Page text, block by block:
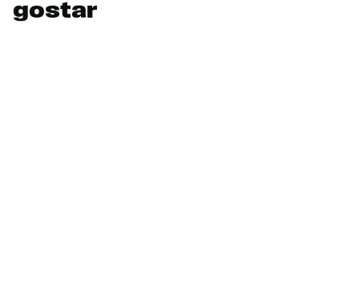
gostar